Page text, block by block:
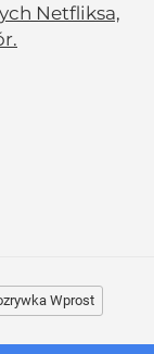
Netfliksa,
Wprost